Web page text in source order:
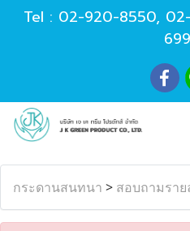
Tel : 02-920-8550,
กระดานสนทนา > สอบถามราย